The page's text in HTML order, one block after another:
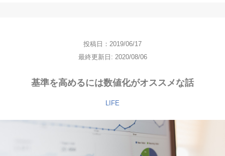
投稿日：2019/06/17
最終更新日: 2020/08/06
基準を高めるには数値化がオススメな話
LIFE